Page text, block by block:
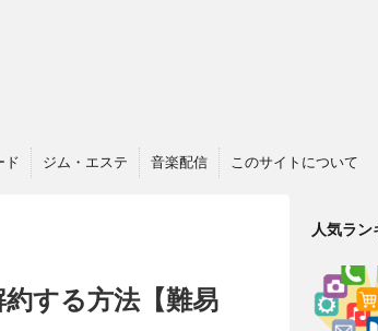
ド ジム・エステ 音楽配信 このサイトについて
する方法【難易
人気ラン